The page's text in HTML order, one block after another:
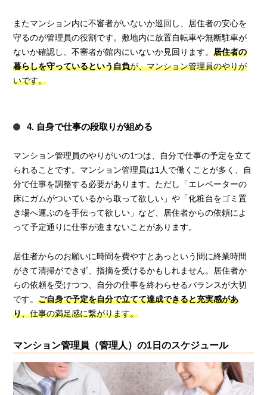
またマンション内に不審者がいないか巡回し、居住者の安心を
守るのが管理員の役割です。敷地内に放置自転車や無断駐車が
ないか確認し、不審者が館内にいないか見回ります。居住者の
暮らしを守っているという自負が、マンション管理員のやりが
いです。
4. 自身で仕事の段取りが組める
マンション管理員のやりがいの1つは、自分で仕事の予定を立て
られることです。マンション管理員は1人で働くことが多く、自
分で仕事を調整する必要があります。ただし「エレベーターの
床にガムがついているから取って欲しい」や「化粧台をゴミ置
き場へ運ぶのを手伝って欲しい」など、居住者からの依頼によ
って予定通りに仕事が進まないことがあります。
居住者からのお願いに時間を費やすとあっという間に終業時間
がきて清掃ができず、指摘を受けるかもしれません。居住者か
らの依頼を受けつつ、自分の仕事を終わらせるバランスが大切
です。ご自身で予定を自分で立てて達成できると充実感があ
り、仕事の満足感に繋がります。
マンション管理員（管理人）の1日のスケジュール